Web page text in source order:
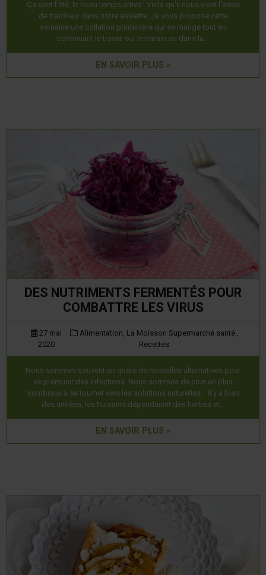
Ça sent l’été, le beau temps arrive ! Voilà qu’il nous vient l’envie
de fraîcheur dans notre assiette. Je vous propose cette
semaine une collation printanière qui se mange tout en
continuant le travail sur le terrain ou dans la…
EN SAVOIR PLUS »
DES NUTRIMENTS FERMENTÉS POUR
COMBATTRE LES VIRUS
27 mai
2020
Alimentation, La Moisson Supermarché santé.,
Recettes
Nous sommes souvent en quête de nouvelles alternatives pour
se prémunir des infections. Nous sommes de plus en plus
nombreux à se tourner vers les solutions naturelles. Il y a bien
des années, les humains dépendaient des herbes et…
EN SAVOIR PLUS »